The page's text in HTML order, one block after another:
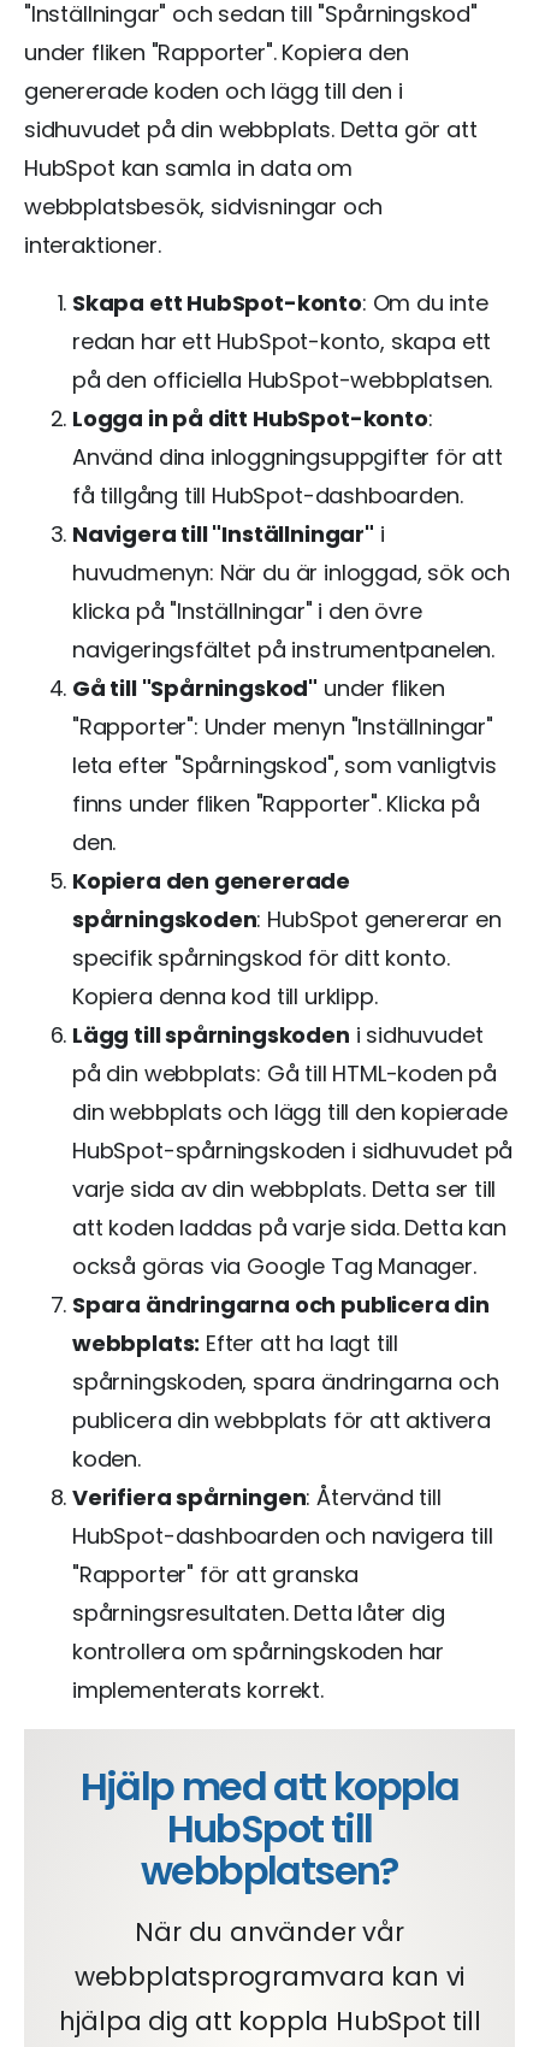
"Inställningar" och sedan till "Spårningskod"
under fliken "Rapporter". Kopiera den
genererade koden och lägg till den i
sidhuvudet på din webbplats. Detta gör att
HubSpot kan samla in data om
webbplatsbesök, sidvisningar och
interaktioner.
Skapa ett HubSpot-konto: Om du inte
redan har ett HubSpot-konto, skapa ett
på den officiella HubSpot-webbplatsen.
Logga in på ditt HubSpot-konto:
Använd dina inloggningsuppgifter för att
få tillgång till HubSpot-dashboarden.
Navigera till "Inställningar" i
huvudmenyn: När du är inloggad, sök och
klicka på "Inställningar" i den övre
navigeringsfältet på instrumentpanelen.
Gå till "Spårningskod" under fliken
"Rapporter": Under menyn "Inställningar"
leta efter "Spårningskod", som vanligtvis
finns under fliken "Rapporter". Klicka på
den.
Kopiera den genererade
spårningskoden: HubSpot genererar en
specifik spårningskod för ditt konto.
Kopiera denna kod till urklipp.
Lägg till spårningskoden i sidhuvudet
på din webbplats: Gå till HTML-koden på
din webbplats och lägg till den kopierade
HubSpot-spårningskoden i sidhuvudet på
varje sida av din webbplats. Detta ser till
att koden laddas på varje sida. Detta kan
också göras via Google Tag Manager.
Spara ändringarna och publicera din
webbplats: Efter att ha lagt till
spårningskoden, spara ändringarna och
publicera din webbplats för att aktivera
koden.
Verifiera spårningen: Återvänd till
HubSpot-dashboarden och navigera till
"Rapporter" för att granska
spårningsresultaten. Detta låter dig
kontrollera om spårningskoden har
implementerats korrekt.
Hjälp med att koppla
HubSpot till
webbplatsen?
När du använder vår
webbplatsprogramvara kan vi
hjälpa dig att koppla HubSpot till